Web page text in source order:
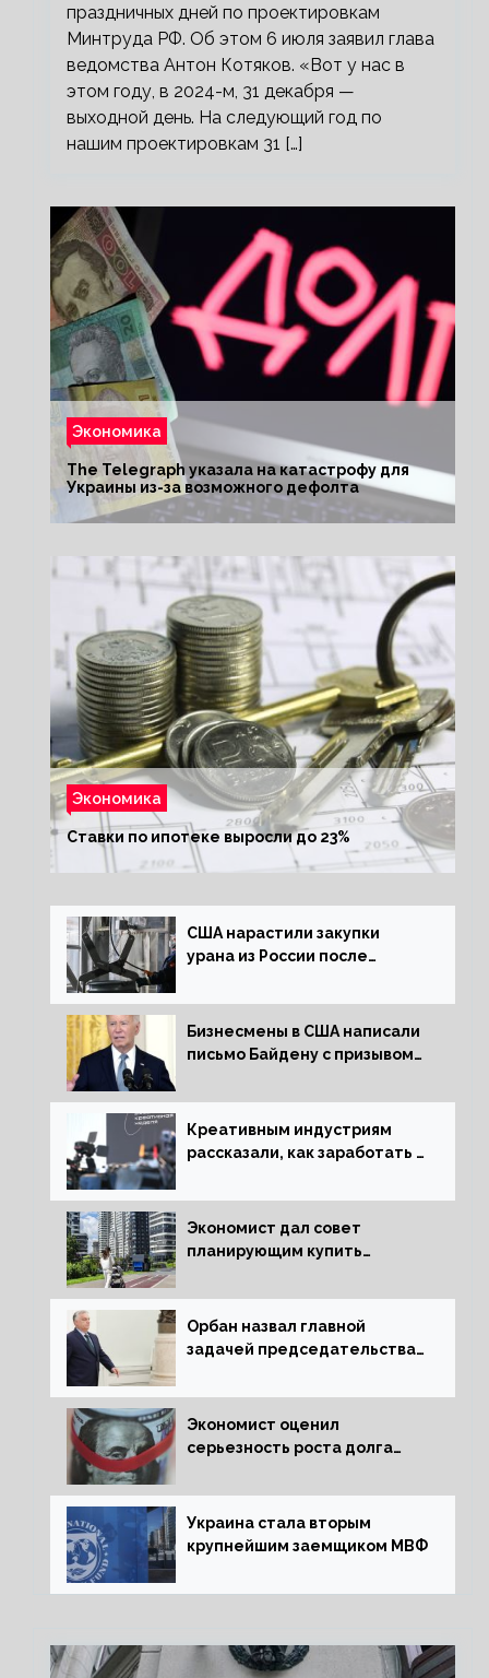
праздничных дней по проектировкам
Минтруда РФ. Об этом 6 июля заявил глава
ведомства Антон Котяков. «Вот у нас в
этом году, в 2024-м, 31 декабря —
выходной день. На следующий год по
нашим проектировкам 31 […]
Экономика
The Telegraph указала на катастрофу для
Украины из-за возможного дефолта
Экономика
Ставки по ипотеке выросли до 23%
США нарастили закупки
урана из России после
Бизнесмены в США написали
письмо Байдену с призывом
Креативным индустриям
рассказали, как заработать 2
экономики
Экономист дал совет
планирующим купить
Орбан назвал главной
задачей председательства
за мир
Экономист оценил
серьезность роста долга
Украина стала вторым
крупнейшим заемщиком МВФ